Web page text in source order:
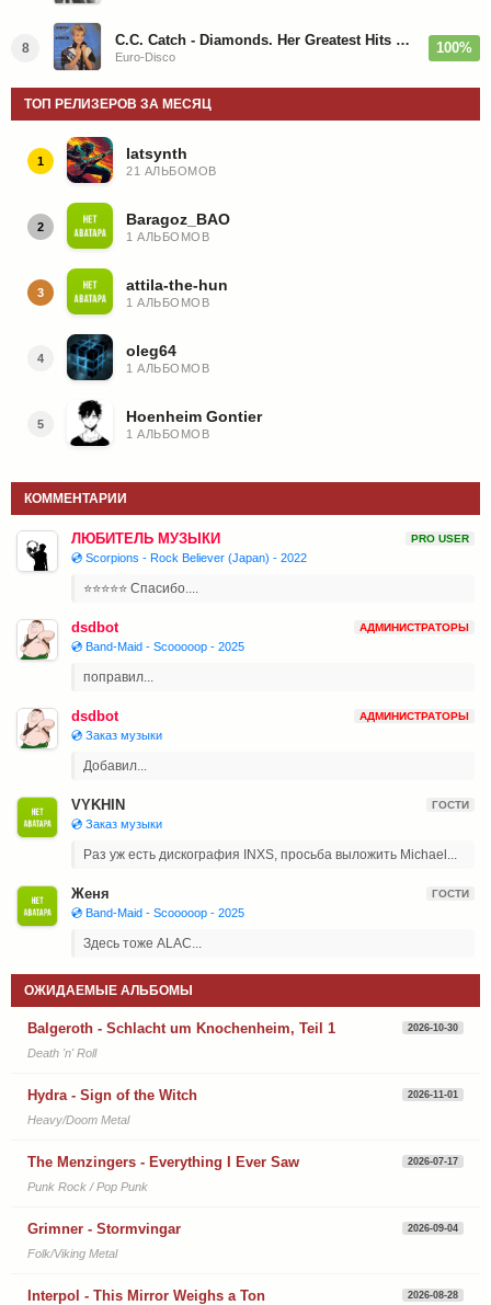
8 C.C. Catch - Diamonds. Her Greatest Hits 1988
Euro-Disco
100%
ТОП РЕЛИЗЕРОВ ЗА МЕСЯЦ
1 latsynth
21 АЛЬБОМОВ
2 Baragoz_BAO
1 АЛЬБОМОВ
3 attila-the-hun
1 АЛЬБОМОВ
4 oleg64
1 АЛЬБОМОВ
5 Hoenheim Gontier
1 АЛЬБОМОВ
КОММЕНТАРИИ
ЛЮБИТЕЛЬ МУЗЫКИ PRO USER
💿 Scorpions - Rock Believer (Japan) - 2022
⭐⭐⭐⭐⭐ Спасибо....
dsdbot АДМИНИСТРАТОРЫ
💿 Band-Maid - Scooooop - 2025
поправил...
dsdbot АДМИНИСТРАТОРЫ
💿 Заказ музыки
Добавил...
VYKHIN ГОСТИ
💿 Заказ музыки
Раз уж есть дискография INXS, просьба выложить Michael...
Женя ГОСТИ
💿 Band-Maid - Scooooop - 2025
Здесь тоже ALAC...
ОЖИДАЕМЫЕ АЛЬБОМЫ
Balgeroth - Schlacht um Knochenheim, Teil 1 2026-10-30
Death 'n' Roll
Hydra - Sign of the Witch 2026-11-01
Heavy/Doom Metal
The Menzingers - Everything I Ever Saw 2026-07-17
Punk Rock / Pop Punk
Grimner - Stormvingar 2026-09-04
Folk/Viking Metal
Interpol - This Mirror Weighs a Ton 2026-08-28